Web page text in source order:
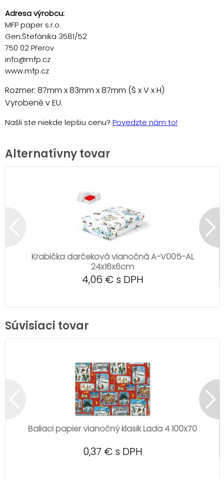
Adresa výrobcu:
MFP paper s.r.o.
Gen.Štefánika 3581/52
750 02 Přerov
info@mfp.cz
www.mfp.cz
Rozmer: 87mm x 83mm x 87mm (Š x V x H)
Vyrobené v EU.
Našli ste niekde lepšiu cenu? Povedzte nám to!
Alternatívny tovar
Krabička darčeková vianočná A-V005-AL
24x16x6cm
4,06 € s DPH
Súvisiaci tovar
Baliaci papier vianočný klasik Lada 4 100x70
0,37 € s DPH